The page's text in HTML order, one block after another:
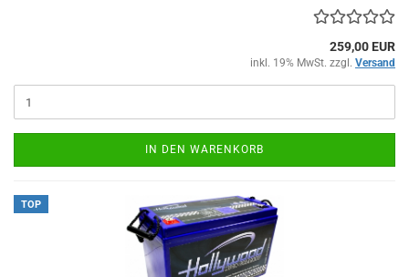
259,00 EUR
inkl. 19% MwSt. zzgl. Versand
IN DEN WARENKORB
TOP